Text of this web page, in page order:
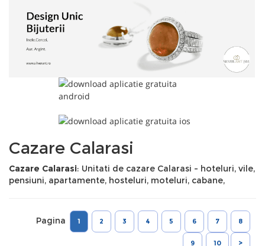
Cazare Calarasi
Cazare Calarasi: Unitati de cazare Calarasi - hoteluri, vile,
pensiuni, apartamente, hosteluri, moteluri, cabane,
Pagina 1 2 3 4 5 6 7 8
9 10 >